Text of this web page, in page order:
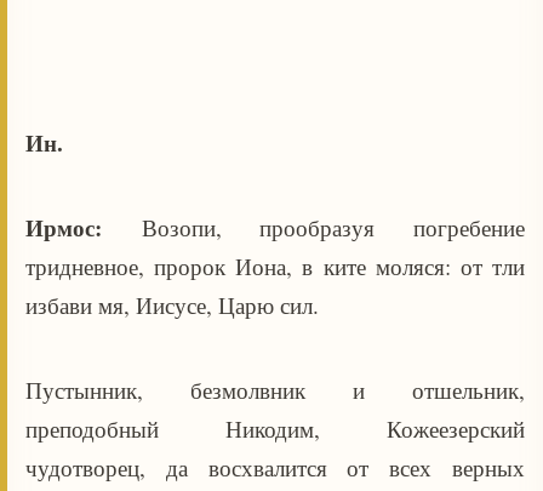
Ин.
Ирмос: Возопи, прообразуя погребение
тридневное, пророк Иона, в ките моляся: от тли
избави мя, Иисусе, Царю сил.
Пустынник, безмолвник и отшельник,
преподобный Никодим, Кожеезерский
чудотворец, да восхвалится от всех верных